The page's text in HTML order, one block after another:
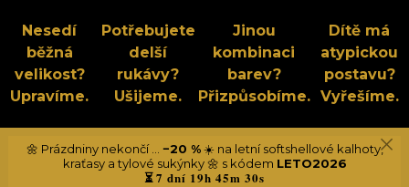
Nesedí
běžná
velikost?
Upravíme.
Potřebujete
delší
rukávy?
Ušijeme.
Jinou
kombinaci
barev?
Přizpůsobíme.
Dítě má
atypickou
postavu?
Vyřešíme.
🌼 Prázdniny nekončí ... −20 %☀️ na letní softshellové kalhoty,
kraťasy a tylové sukýnky 🌼 s kódem LETO2026
⏳7 dní 19h 45m 30s